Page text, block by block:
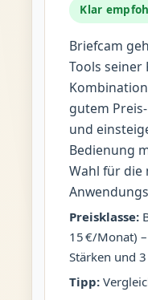
Klar
Briefcam
Tools seiner
gutem
und
Bedienung
Wahl für die
Preisklasse:
15 €/Monat)
Stärken und
Tipp: